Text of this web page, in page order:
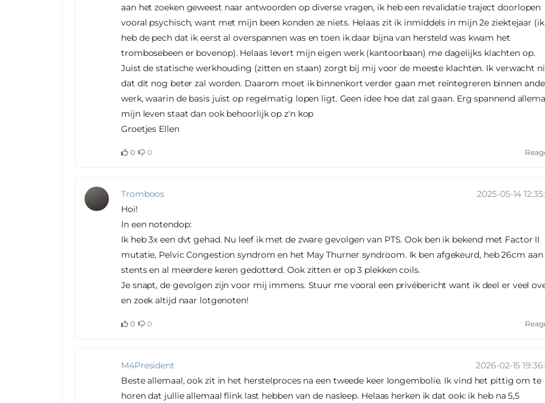
aan het zoeken geweest naar antwoorden op diverse vragen, ik heb een revalidatie traject doorlopen
vooral psychisch, want met mijn been konden ze niets. Helaas zit ik inmiddels in mijn 2e ziektejaar (ik
heb de pech dat ik eerst al overspannen was en toen ik daar bijna van hersteld was kwam het
trombosebeen er bovenop). Helaas levert mijn eigen werk (kantoorbaan) me dagelijks klachten op.
Juist de statische werkhouding (zitten en staan) zorgt bij mij voor de meeste klachten. Ik verwacht
dat dit nog beter zal worden. Daarom moet ik binnenkort verder gaan met reïntegreren binnen
werk, waarin de basis juist op regelmatig lopen ligt. Geen idee hoe dat zal gaan. Erg spannend
mijn leven staat dan ook behoorlijk op z'n kop
Groetjes Ellen
0 0
Tromboos
2025-05-14
Hoi!
In een notendop:
Ik heb 3x een dvt gehad. Nu leef ik met de zware gevolgen van PTS. Ook ben ik bekend met Factor II
mutatie, Pelvic Congestion syndrom en het May Thurner syndroom. Ik ben afgekeurd, heb 26cm aan
stents en al meerdere keren gedotterd. Ook zitten er op 3 plekken coils.
Je snapt, de gevolgen zijn voor mij immens. Stuur me vooral een privébericht want ik deel er veel
en zoek altijd naar lotgenoten!
0 0
M4President
2026-02-15
Beste allemaal, ook zit in het herstelproces na een tweede keer longembolie. Ik vind het pittig om te
horen dat jullie allemaal flink last hebben van de nasleep. Helaas herken ik dat ook: ik heb na 5,5